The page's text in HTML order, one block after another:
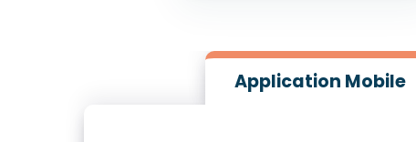
Application Mobile